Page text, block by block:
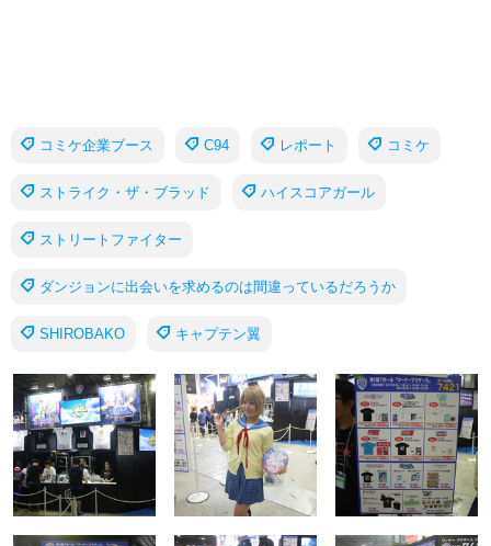
コミケ企業ブース C94 レポート コミケ
ストライク・ザ・ブラッド ハイスコアガール
ストリートファイター
ダンジョンに出会いを求めるのは間違っているだろうか
SHIROBAKO キャプテン翼